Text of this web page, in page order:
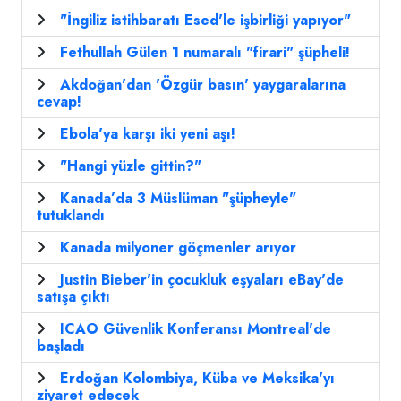
"İngiliz istihbaratı Esed'le işbirliği yapıyor"
Fethullah Gülen 1 numaralı "firari" şüpheli!
Akdoğan'dan 'Özgür basın' yaygaralarına
cevap!
Ebola'ya karşı iki yeni aşı!
"Hangi yüzle gittin?"
Kanada’da 3 Müslüman "şüpheyle"
tutuklandı
Kanada milyoner göçmenler arıyor
Justin Bieber'in çocukluk eşyaları eBay'de
satışa çıktı
ICAO Güvenlik Konferansı Montreal'de
başladı
Erdoğan Kolombiya, Küba ve Meksika'yı
ziyaret edecek